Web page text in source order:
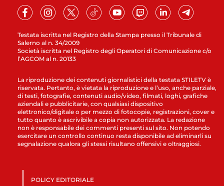
Testata iscritta nel Registro della Stampa presso il Tribunale di
Salerno al n. 34/2009
Società iscritta nel Registro degli Operatori di Comunicazione c/o
l’AGCOM al n. 20133
La riproduzione dei contenuti giornalistici della testata STILETV è
riservata. Pertanto, è vietata la riproduzione e l’uso, anche parziale,
di testi, fotografie, contenuti audio/video, filmati, loghi, grafiche
aziendali e pubblicitarie, con qualsiasi dispositivo
elettronico/digitale o per mezzo di fotocopie, registrazioni, cover e
tutto quanto è ascrivibile a copia non autorizzata. La redazione
non è responsabile dei commenti presenti sul sito. Non potendo
esercitare un controllo continuo resta disponibile ad eliminarli su
segnalazione qualora gli stessi risultano offensivi e oltraggiosi.
POLICY EDITORIALE